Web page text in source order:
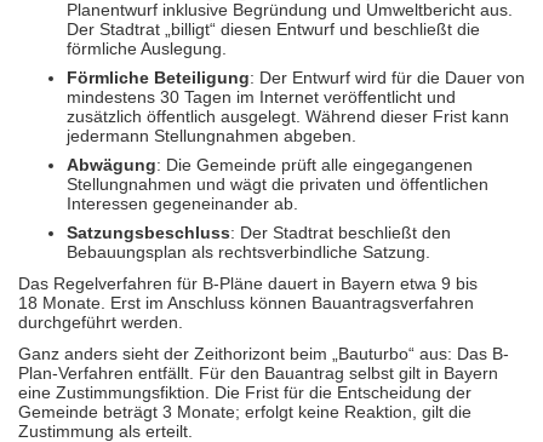
Planentwurf inklusive Begründung und Umwelt­bericht aus.
Der Stadtrat „billigt“ diesen Entwurf und beschließt die
förmliche Auslegung.
Förmliche Beteiligung: Der Entwurf wird für die Dauer von
mindestens 30 Tagen im Internet veröffent­licht und
zusätzlich öffent­lich ausgelegt. Während dieser Frist kann
jedermann Stellung­nahmen abgeben.
Abwägung: Die Gemeinde prüft alle einge­gangenen
Stellung­nahmen und wägt die privaten und öffent­lichen
Interessen gegen­einander ab.
Satzungsbeschluss: Der Stadtrat beschließt den
Bebauungs­plan als rechts­ver­bind­liche Satzung.
Das Regelverfahren für B-Pläne dauert in Bayern etwa 9 bis
18 Monate. Erst im Anschluss können Bauantrags­verfahren
durch­geführt werden.
Ganz anders sieht der Zeithorizont beim „Bauturbo“ aus: Das B-
Plan-Verfahren entfällt. Für den Bauantrag selbst gilt in Bayern
eine Zustimmungs­fiktion. Die Frist für die Ent­scheidung der
Gemeinde beträgt 3 Monate; erfolgt keine Reaktion, gilt die
Zustimmung als erteilt.